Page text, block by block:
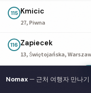
115 Kmicic
27, Piwna
116 Zapiecek
13, Świętojańska,
Podwale
Nomax — 근처 여행자 만나기